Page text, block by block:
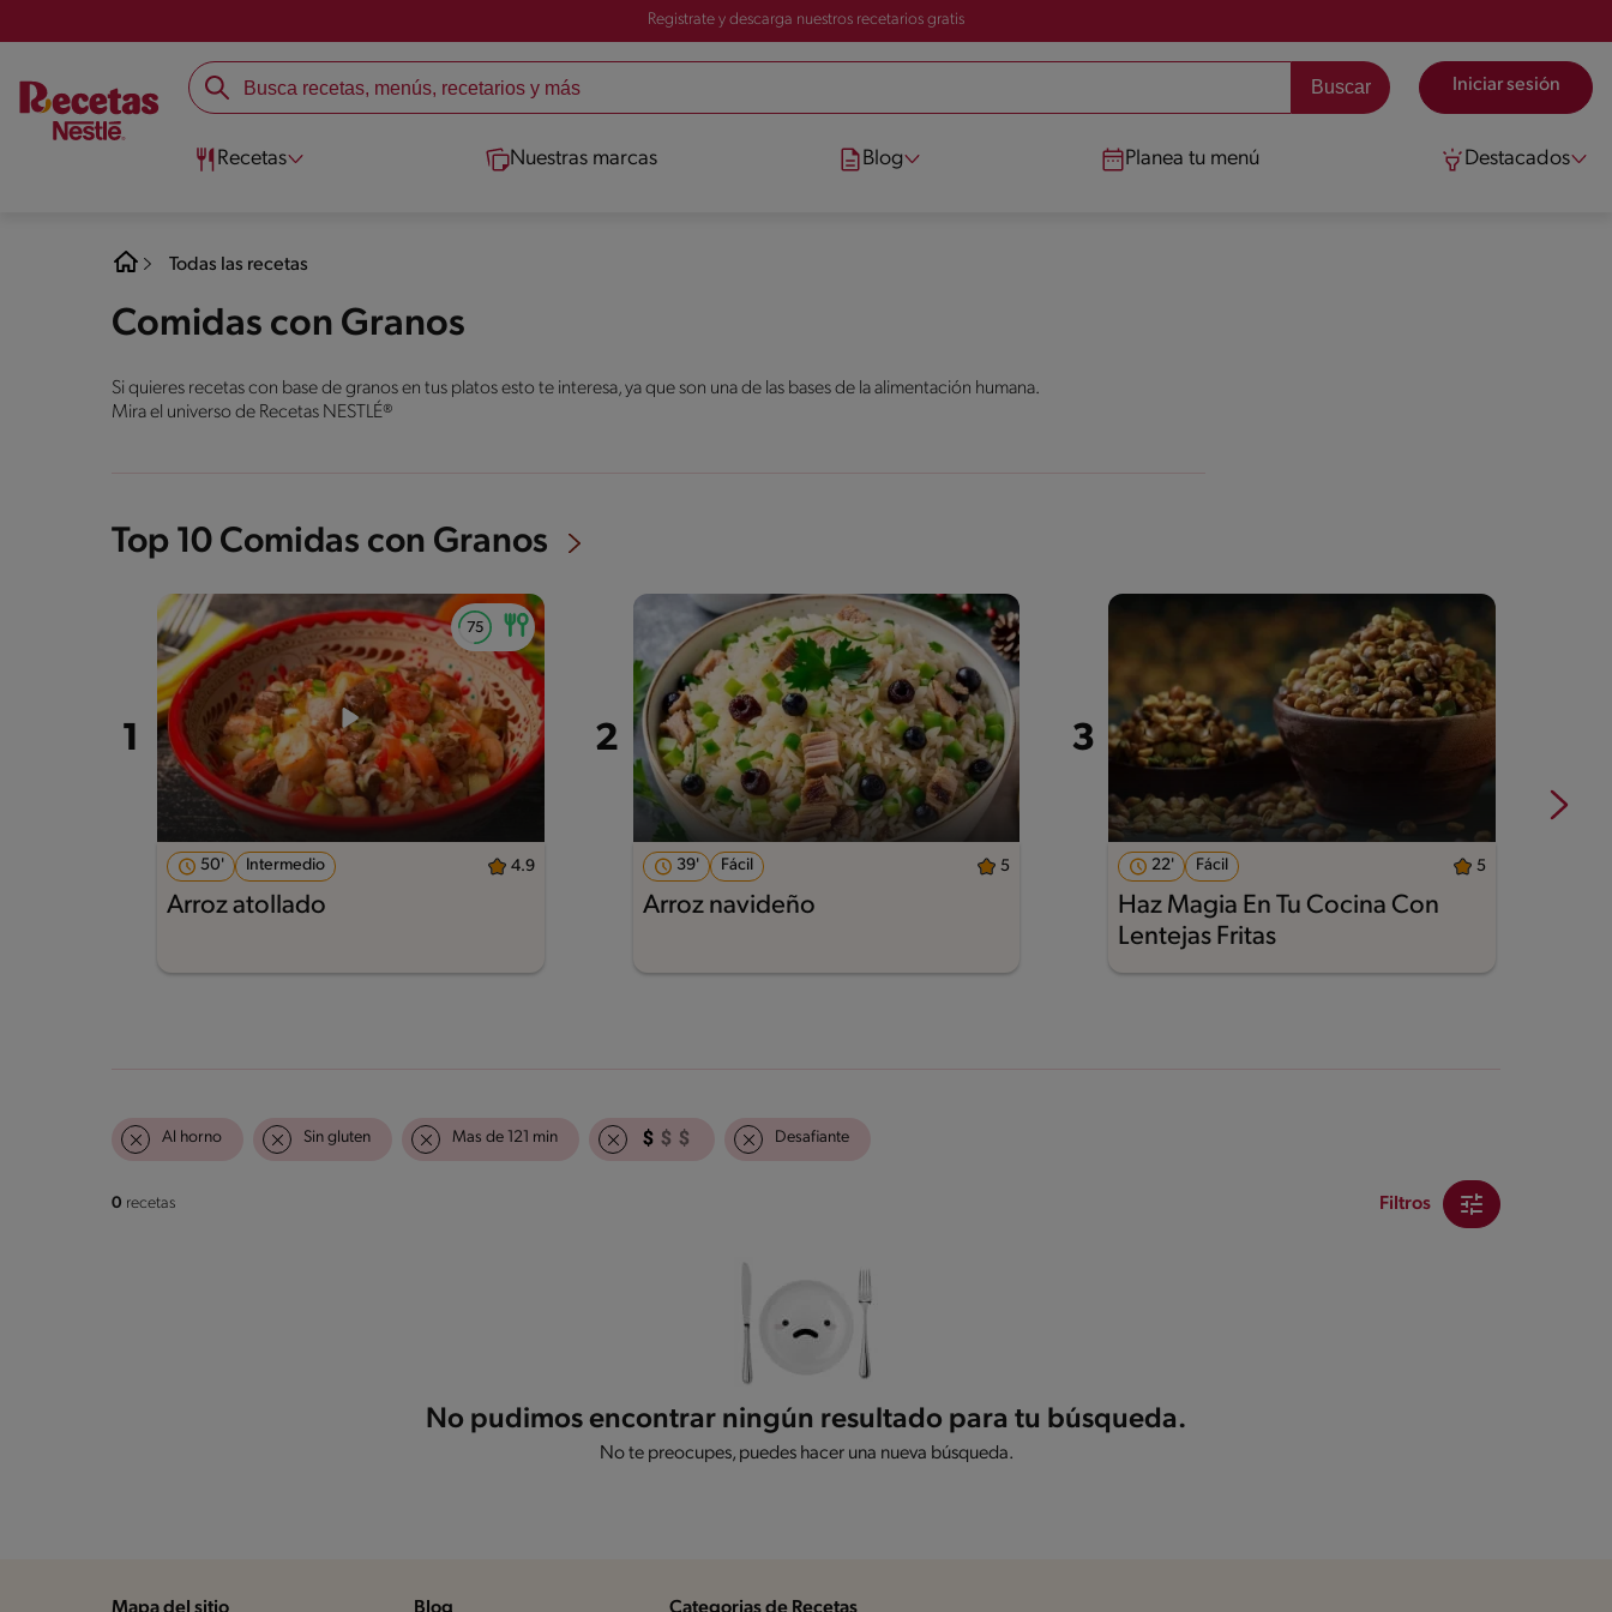
Registrate y descarga nuestros recetarios gratis
Iniciar sesión
Recetas Nuestras marcas Blog Planea tu menú Destacados
Todas las recetas
Comidas con Granos
Si quieres recetas con base de granos en tus platos esto te interesa, ya que son una de las bases de la alimentación humana.
Mira el universo de Recetas NESTLÉ®
Top 10 Comidas con Granos
50' Intermedio 4.9
Arroz atollado
39' Fácil 5
Arroz navideño
22' Fácil 5
Haz Magia En Tu Cocina Con
Lentejas Fritas
Al horno Sin gluten Mas de 121 min Desafiante
0 recetas Filtros
No pudimos encontrar ningún resultado para tu búsqueda.
No te preocupes, puedes hacer una nueva búsqueda.
Mapa del sitio Blog Categorias de Recetas